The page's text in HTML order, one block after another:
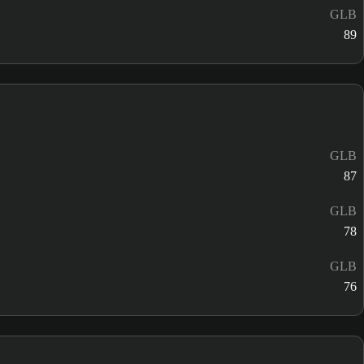
GLB
89
GLB
87
GLB
78
GLB
76